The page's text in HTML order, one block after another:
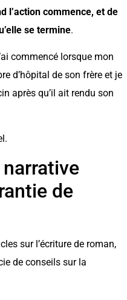
l’action commence, et de
se termine.
commencé lorsque mon
d’hôpital de son frère et je
après qu’il ait rendu son
de
sur l’écriture de roman,
de conseils sur la